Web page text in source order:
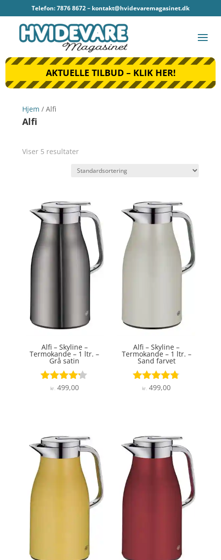
Telefon: 7876 8672 – kontakt@hvidevaremagasinet.dk
AKTUELLE TILBUD – KLIK HER!
Hjem / Alfi
Alfi
Viser 5 resultater
Alfi – Skyline –
Termokande – 1 ltr. –
Grå satin
Vurderet
kr.499,00
Alfi – Skyline –
Termokande – 1 ltr. –
Sand farvet
Vurderet
kr. 499,00